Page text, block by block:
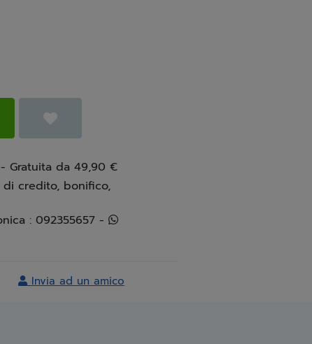
Gratuita da 49,90 €
di credito, bonifico,
Info e assistenza telefonica : 092355657 -
Invia ad un amico